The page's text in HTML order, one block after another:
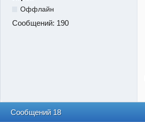
Оффлайн
Сообщений: 190
Сообщений 18